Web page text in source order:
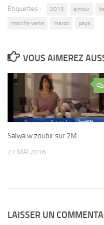
Étiquettes : 2015 amour
marche verte
maroc pays
VOUS AIMEREZ
Salwa w zoubir sur 2M
27 MAI 2016
LAISSER UN